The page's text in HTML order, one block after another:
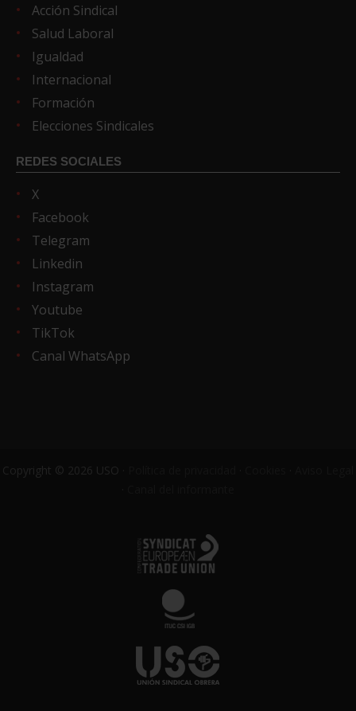
Acción Sindical
Salud Laboral
Igualdad
Internacional
Formación
Elecciones Sindicales
REDES SOCIALES
X
Facebook
Telegram
Linkedin
Instagram
Youtube
TikTok
Canal WhatsApp
Copyright © 2026 USO ·